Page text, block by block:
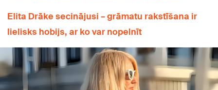
Elita Drāke secinājusi – grāmatu rakstīšana ir
lielisks hobijs, ar ko var nopelnīt